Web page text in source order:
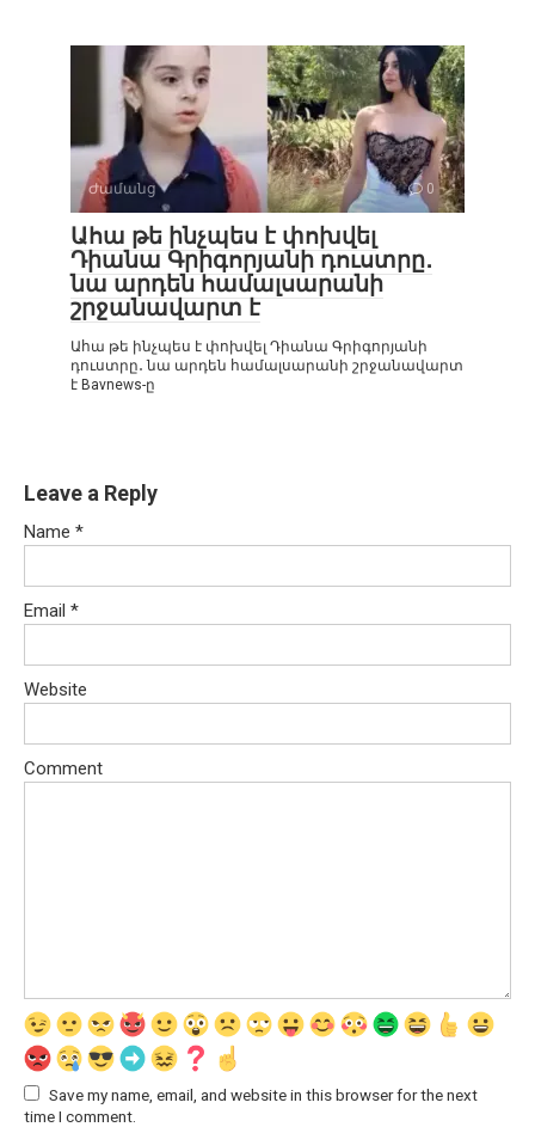
Ժամանց 0
Ահա թե ինչպես է փոխվել
Դիանա Գրիգորյանի դուստրը․
նա արդեն համալսարանի
շրջանավարտ է
Ահա թե ինչպես է փոխվել Դիանա Գրիգորյանի
դուստրը․ նա արդեն համալսարանի շրջանավարտ
է Bavnews-ը
Leave a Reply
Name *
Email *
Website
Comment
Save my name, email, and website in this browser for the next
time I comment.